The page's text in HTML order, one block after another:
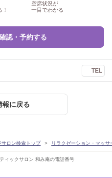
ィックサロン 和み庵の電話番号
空席状況が
一目でわかる
認・予約する
TEL
報に戻る
サロン検索トップ リラクゼーション・マッ